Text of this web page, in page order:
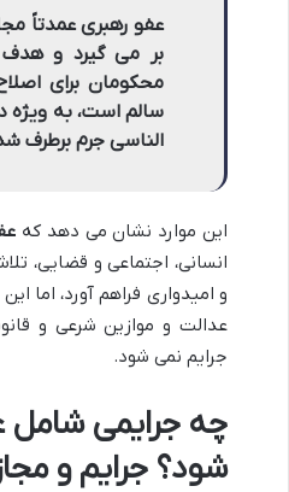
عفو رهبری عمدتاً
بر می گیرد و
محکومان برای
سالم است، به ویژه
الناسی جرم برطرف
این موارد نشان می دهد که
انسانی، اجتماعی و قضایی،
و امیدواری فراهم آورد، اما
عدالت و موازین شرعی و
جرایم نمی شود.
چه جرایمی شامل
شود؟ جرایم و